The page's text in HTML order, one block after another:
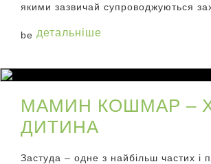
якими зазвичай супроводжуються
детальніше
МАМИН КОШМАР –
ДИТИНА
Застуда – одне з найбільш частих і